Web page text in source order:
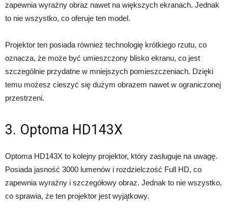
zapewnia wyraźny obraz nawet na większych ekranach. Jednak
to nie wszystko, co oferuje ten model.
Projektor ten posiada również technologię krótkiego rzutu, co
oznacza, że ​​może być umieszczony blisko ekranu, co jest
szczególnie przydatne w mniejszych pomieszczeniach. Dzięki
temu możesz cieszyć się dużym obrazem nawet w ograniczonej
przestrzeni.
3. Optoma HD143X
Optoma HD143X to kolejny projektor, który zasługuje na uwagę.
Posiada jasność 3000 lumenów i rozdzielczość Full HD, co
zapewnia wyraźny i szczegółowy obraz. Jednak to nie wszystko,
co sprawia, że ten projektor jest wyjątkowy.